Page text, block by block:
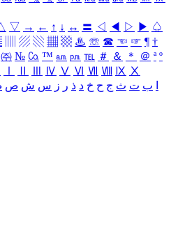
▽ → ← ↑ ↓ ↔ 〓 ◁ ◀ ▷ ▶ ♤
▨ ▧ ▦ ▩ ♨ ☏ ☎ ☜ ☞ ¶ †
㈜ № ㏇ ™ ㏂ ㏘ ℡ ＃ ＆ ＊ ＠ ª º
Ⅳ Ⅴ Ⅵ Ⅶ Ⅷ Ⅸ Ⅹ
ب ت ث ج ح خ د ذ ر ز س ش ص